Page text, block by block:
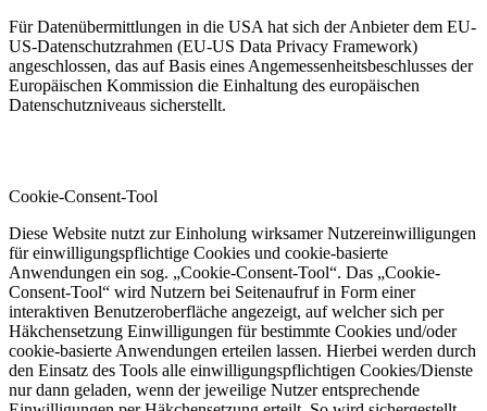
Für Datenübermittlungen in die USA hat sich der Anbieter dem EU-
US-Datenschutzrahmen (EU-US Data Privacy Framework)
angeschlossen, das auf Basis eines Angemessenheitsbeschlusses der
Europäischen Kommission die Einhaltung des europäischen
Datenschutzniveaus sicherstellt.
Cookie-Consent-Tool
Diese Website nutzt zur Einholung wirksamer Nutzereinwilligungen
für einwilligungspflichtige Cookies und cookie-basierte
Anwendungen ein sog. „Cookie-Consent-Tool“. Das „Cookie-
Consent-Tool“ wird Nutzern bei Seitenaufruf in Form einer
interaktiven Benutzeroberfläche angezeigt, auf welcher sich per
Häkchensetzung Einwilligungen für bestimmte Cookies und/oder
cookie-basierte Anwendungen erteilen lassen. Hierbei werden durch
den Einsatz des Tools alle einwilligungspflichtigen Cookies/Dienste
nur dann geladen, wenn der jeweilige Nutzer entsprechende